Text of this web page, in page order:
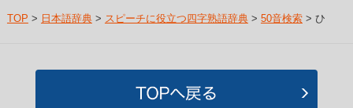
TOP > 日本語辞典> スピーチに役立つ四字熟語辞典> 50音検索> ひ